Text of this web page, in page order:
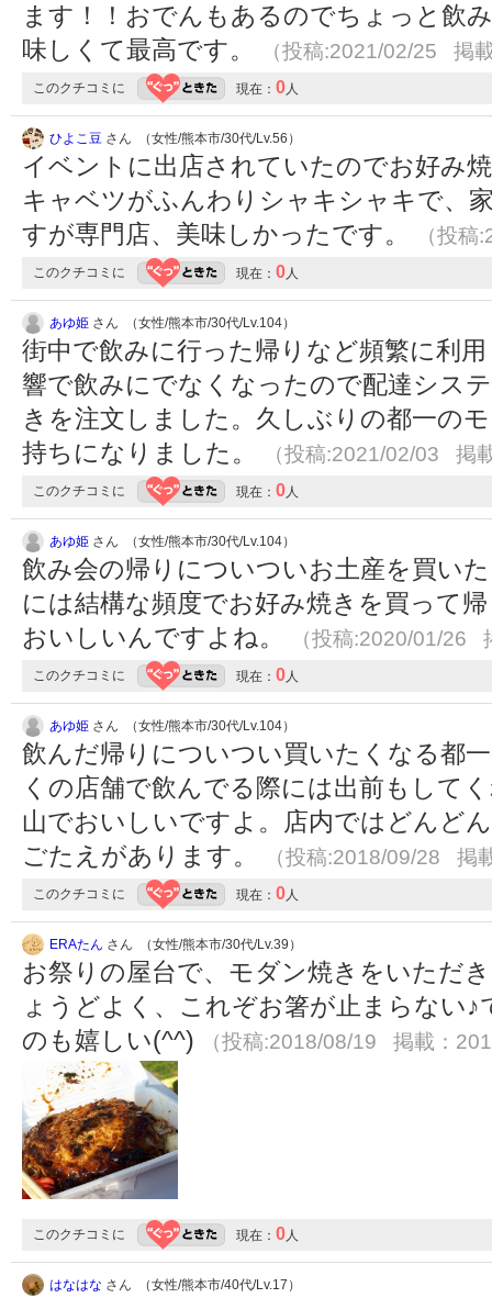
ます！！おでんもあるのでちょっと飲
味しくて最高です。
（投稿:2021/02/25 掲
このクチコミに 現在： 0人
ひよこ豆 さん （女性/熊本市/30代/Lv.56）
イベントに出店されていたのでお好み
キャベツがふんわりシャキシャキで、
すが専門店、美味しかったです。
（投
このクチコミに 現在： 0人
あゆ姫 さん （女性/熊本市/30代/Lv.104）
街中で飲みに行った帰りなど頻繁に利
響で飲みにでなくなったので配達シス
きを注文しました。久しぶりの都一の
持ちになりました。
（投稿:2021/02/03 掲
このクチコミに 現在： 0人
あゆ姫 さん （女性/熊本市/30代/Lv.104）
飲み会の帰りについついお土産を買い
には結構な頻度でお好み焼きを買って
おいしいんですよね。
（投稿:2020/01/26
このクチコミに 現在： 0人
あゆ姫 さん （女性/熊本市/30代/Lv.104）
飲んだ帰りについつい買いたくなる都
くの店舗で飲んでる際には出前もして
山でおいしいですよ。店内ではどんど
ごたえがあります。
（投稿:2018/09/28 掲
このクチコミに 現在： 0人
ERAたん さん （女性/熊本市/30代/Lv.39）
お祭りの屋台で、モダン焼きをいただ
ょうどよく、これぞお箸が止まらない
のも嬉しい(^^)
（投稿:2018/08/19 掲載：
このクチコミに 現在： 0人
はなはな さん （女性/熊本市/40代/Lv.17）